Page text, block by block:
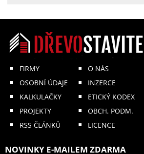
FIRMY
OSOBNÍ ÚDAJE
KALKULAČKY
PROJEKTY
RSS ČLÁNKŮ
O NÁS
INZERCE
ETICKÝ KODEX
OBCH. PODM.
LICENCE
NOVINKY E-MAILEM ZDARMA